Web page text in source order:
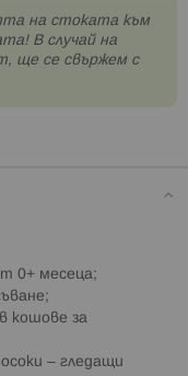
на стоката към
В случай на
ще се свържем с
0+ месеца;
кошове за
– гледащи